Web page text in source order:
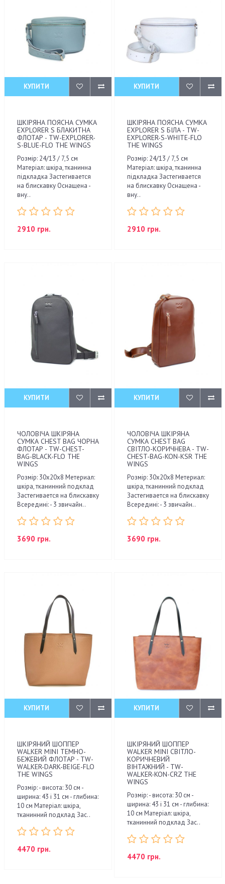
КУПИТИ
ШКІРЯНА ПОЯСНА СУМКА
EXPLORER S БЛАКИТНА
ФЛОТАР - TW-EXPLORER-
S-BLUE-FLO THE WINGS
Розмір: 24/13 / 7,5 см
Матеріал: шкіра, тканинна
підкладка Застегивается
на блискавку Оснащена -
вну..
2910 грн.
КУПИТИ
ШКІРЯНА ПОЯСНА СУМКА
EXPLORER S БІЛА - TW-
EXPLORER-S-WHITE-FLO
THE WINGS
Розмір: 24/13 / 7,5 см
Матеріал: шкіра, тканинна
підкладка Застегивается
на блискавку Оснащена -
вну..
2910 грн.
КУПИТИ
ЧОЛОВІЧА ШКІРЯНА
СУМКА CHEST BAG ЧОРНА
ФЛОТАР - TW-CHEST-
BAG-BLACK-FLO THE
WINGS
Розмір: 30х20х8 Метериал:
шкіра, тканинний подклад
Застегивается на блискавку
Всередині: - 3 звичайн..
3690 грн.
КУПИТИ
ЧОЛОВІЧА ШКІРЯНА
СУМКА CHEST BAG
СВІТЛО-КОРИЧНЕВА - TW-
CHEST-BAG-KON-KSR THE
WINGS
Розмір: 30х20х8 Метериал:
шкіра, тканинний подклад
Застегивается на блискавку
Всередині: - 3 звичайн..
3690 грн.
КУПИТИ
ШКІРЯНИЙ ШОППЕР
WALKER MINI ТЕМНО-
БЕЖЕВИЙ ФЛОТАР - TW-
WALKER-DARK-BEIGE-FLO
THE WINGS
Розмір: - висота: 30 см -
ширина: 43 і 31 см - глибина:
10 см Матеріал: шкіра,
тканинний подклад Зас..
4470 грн.
КУПИТИ
ШКІРЯНИЙ ШОППЕР
WALKER MINI СВІТЛО-
КОРИЧНЕВИЙ
ВІНТАЖНИЙ - TW-
WALKER-KON-CRZ THE
WINGS
Розмір: - висота: 30 см -
ширина: 43 і 31 см - глибина:
10 см Матеріал: шкіра,
тканинний подклад Зас..
4470 грн.